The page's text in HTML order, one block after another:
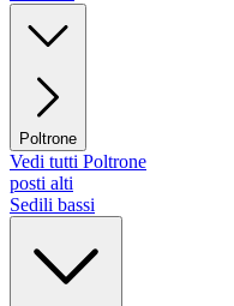
Poltrone
Vedi tutti Poltrone
posti alti
Sedili bassi